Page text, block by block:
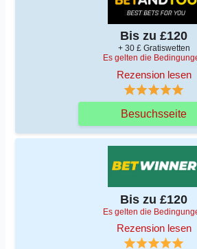
Bis zu £120
+ 30 £ Gratiswetten
Es gelten die
Rezension lesen
Besuchsseite
Bis zu £120
Es gelten die
Rezension lesen